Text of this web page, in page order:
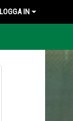
LOGGA IN